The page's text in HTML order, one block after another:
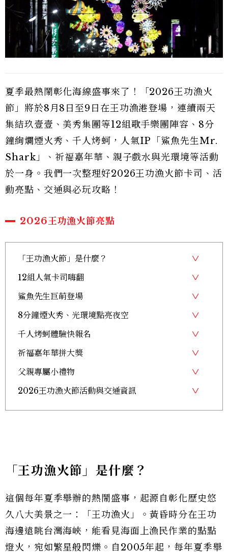
夏季最熱鬧彰化海線盛事來了！「2026王功漁火
節」將於8月8日至9日在王功漁港登場，連續兩天
集結玖壹壹、美秀集團等12組歌手樂團陣容、8分
鐘絢爛煙火秀、千人烤蚵，人氣IP「鯊魚先生Mr.
Shark」、祈福嘉年華、親子戲水與光環境等活動
於一身。我們一次整理好2026王功漁火節卡司、活
動亮點、交通與必玩攻略！
2026王功漁火節亮點
「王功漁火節」是什麼？
12組人氣卡司嗨翻
鯊魚先生巨萌登場
8分鐘煙火秀、光環境點亮夜空
千人烤蚵體驗快報名
祈福嘉年華拼大獎
父親專屬小禮物
2026王功漁火節活動與交通資訊
「王功漁火節」是什麼？
這個每年夏季舉辦的熱鬧盛事，起源自彰化歷史悠
久八大美景之一：「王功漁火」。黃昏時分在王功
海邊遠眺台灣海峽，能看見海面上漁民作業的點點
燈火，宛如繁星般閃爍。自2005年起，每年夏季舉